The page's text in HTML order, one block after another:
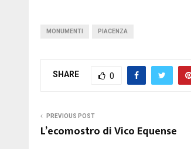
MONUMENTI PIACENZA
SHARE 0
PREVIOUS POST
L’ecomostro di Vico Equense